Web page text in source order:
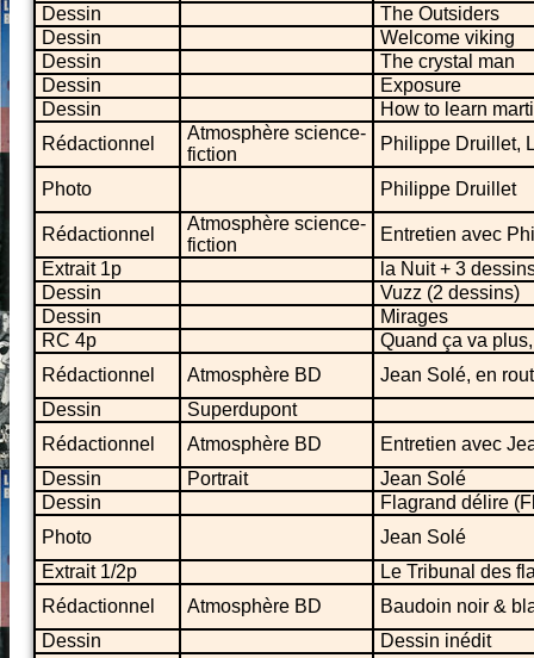
Dessin
The Outsiders
Dessin
Welcome viking
Dessin
The crystal man
Dessin
Exposure
Dessin
How to learn
Rédactionnel
Atmosphère science-
fiction
Philippe Druillet,
Photo Philippe Druillet
Rédactionnel
Atmosphère science-
fiction
Entretien avec
Extrait 1p
la Nuit + 3
Dessin
Vuzz (2 dessins)
Dessin
Mirages
RC 4p
Quand ça va
Rédactionnel
Atmosphère BD
Jean Solé, en
Dessin
Superdupont
Rédactionnel
Atmosphère BD
Entretien avec
Dessin
Portrait
Jean Solé
Dessin
Flagrand délire
Photo
Jean Solé
Extrait 1/2p
Le Tribunal des
Rédactionnel
Atmosphère BD
Baudoin noir &
Dessin
Dessin inédit